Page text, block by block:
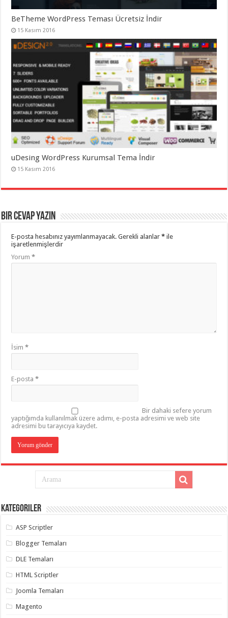
BeTheme WordPress Teması Ücretsiz İndir
15 Kasım 2016
uDesing WordPress Kurumsal Tema İndir
15 Kasım 2016
Bir cevap yazın
E-posta hesabınız yayımlanmayacak. Gerekli alanlar* ile
işaretlenmişlerdir
Yorum*
İsim*
E-posta*
Bir dahaki sefere yorum
yaptığımda kullanılmak üzere adımı, e-posta adresimi ve web site
adresimi bu tarayıcıya kaydet.
Kategoriler
ASP Scriptler
Blogger Temaları
DLE Temaları
HTML Scriptler
Joomla Temaları
Magento